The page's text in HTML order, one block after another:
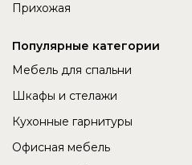
Прихожая
Популярные категории
Мебель для спальни
Шкафы и стелажи
Кухонные гарнитуры
Офисная мебель